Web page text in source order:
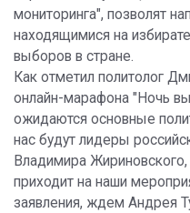
мониторинга", позволят
находящимися на
выборов в стране.
Как отметил политолог
онлайн-марафона "Ночь
ожидаются основные
нас будут лидеры
Владимира
приходит на наши
заявления, ждем Андрея